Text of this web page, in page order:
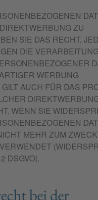
ZU
SIE DAS RECHT,
DIE
WERBUNG
AUCH FÜR DAS
WENN SIE
MEHR ZUM
DSGVO).
bei der